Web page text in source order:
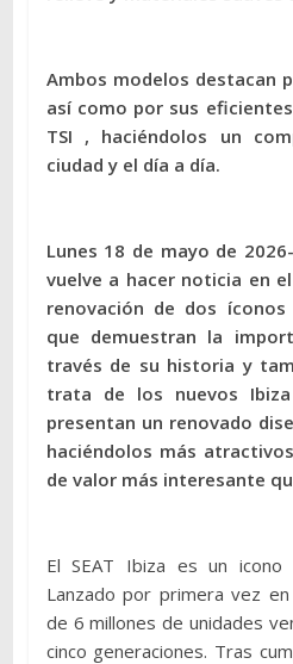
Ambos modelos destacan
así como por sus
TSI , haciéndolos un
ciudad y el día a día.
Lunes 18 de mayo de
vuelve a hacer noticia en
renovación de dos
que demuestran la
través de su historia y
trata de los nuevos
presentan un renovado
haciéndolos más
de valor más interesante
El SEAT Ibiza es un icono
Lanzado por primera vez
de 6 millones de unidades
cinco generaciones. Tras